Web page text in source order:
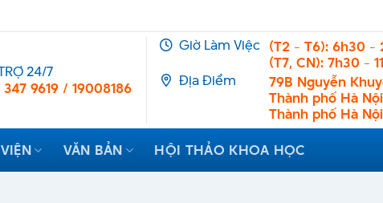
24/7
9619 / 19008186
Giờ Làm Việc (T2 - T6): 6h30 -
(T7, CN): 7h30 -
Địa Điểm
79B Nguyễn
Thành phố Hà
Thành phố Hà Nội
VĂN BẢN HỘI THẢO KHOA HỌC